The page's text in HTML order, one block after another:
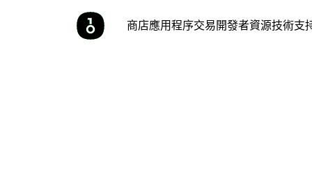
商店應用程序交易開發者資源技術支